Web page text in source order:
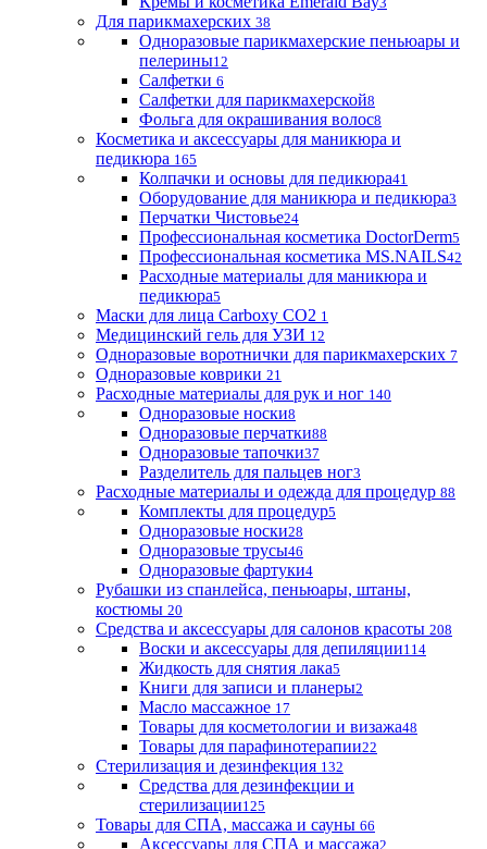
Для парикмахерских 38
Одноразовые парикмахерские пеньюары и
пелерины12
Салфетки 6
Салфетки для парикмахерской8
Фольга для окрашивания волос8
Косметика и аксессуары для маникюра и
педикюра 165
Колпачки и основы для педикюра41
Оборудование для маникюра и педикюра3
Перчатки Чистовье24
Профессиональная косметика DoctorDerm5
Профессиональная косметика MS.NAILS42
Расходные материалы для маникюра и
педикюра5
Маски для лица Carboxy CO2 1
Медицинский гель для УЗИ 12
Одноразовые воротнички для парикмахерских 7
Одноразовые коврики 21
Расходные материалы для рук и ног 140
Одноразовые носки8
Одноразовые перчатки88
Одноразовые тапочки37
Разделитель для пальцев ног3
Расходные материалы и одежда для процедур 88
Комплекты для процедур5
Одноразовые носки28
Одноразовые трусы46
Одноразовые фартуки4
Рубашки из спанлейса, пеньюары, штаны,
костюмы 20
Средства и аксессуары для салонов красоты 208
Воски и аксессуары для депиляции114
Жидкость для снятия лака5
Книги для записи и планеры2
Масло массажное 17
Товары для косметологии и визажа48
Товары для парафинотерапии22
Стерилизация и дезинфекция 132
Средства для дезинфекции и
стерилизации125
Товары для СПА, массажа и сауны 66
Аксессуары для СПА и массажа2